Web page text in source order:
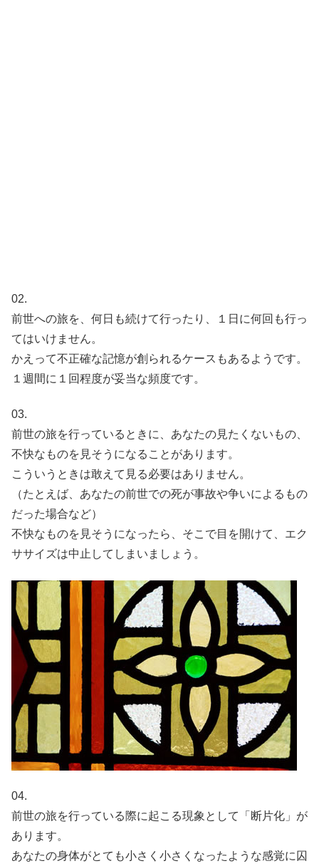
02.
前世への旅を、何日も続けて行ったり、１日に何回も行っ
てはいけません。
かえって不正確な記憶が創られるケースもあるようです。
１週間に１回程度が妥当な頻度です。
03.
前世の旅を行っているときに、あなたの見たくないもの、
不快なものを見そうになることがあります。
こういうときは敢えて見る必要はありません。
（たとえば、あなたの前世での死が事故や争いによるもの
だった場合など）
不快なものを見そうになったら、そこで目を開けて、エク
ササイズは中止してしまいましょう。
04.
前世の旅を行っている際に起こる現象として「断片化」が
あります。
あなたの身体がとても小さく小さくなったような感覚に囚